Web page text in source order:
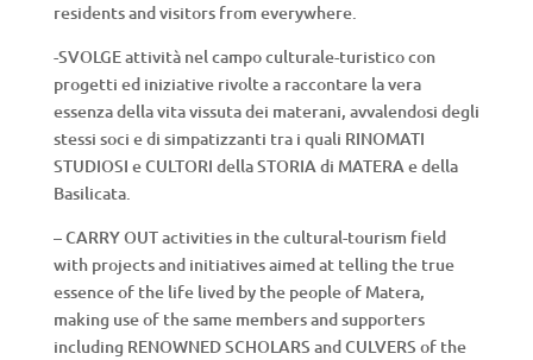
residents and visitors from everywhere.
-SVOLGE attività nel campo culturale-turistico con
progetti ed iniziative rivolte a raccontare la vera
essenza della vita vissuta dei materani, avvalendosi degli
stessi soci e di simpatizzanti tra i quali RINOMATI
STUDIOSI e CULTORI della STORIA di MATERA e della
Basilicata.
– CARRY OUT activities in the cultural-tourism field
with projects and initiatives aimed at telling the true
essence of the life lived by the people of Matera,
making use of the same members and supporters
including RENOWNED SCHOLARS and CULVERS of the